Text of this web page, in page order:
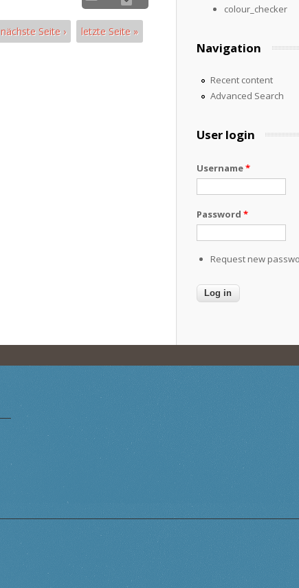
nächste Seite › letzte Seite »
colour_checker
Navigation
Recent content
Advanced Search
User login
Username*
Password *
Request new